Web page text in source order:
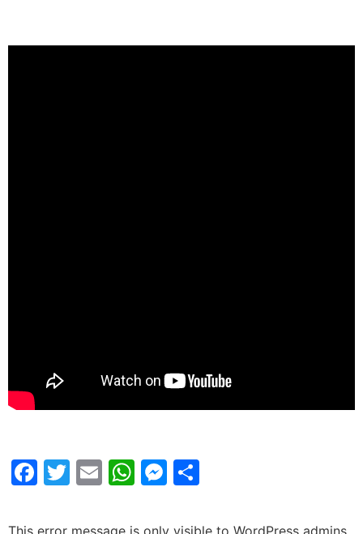
Facebook
Twitter
EmailWhatsApp
Messenger
This error message is only visible to WordPress admins